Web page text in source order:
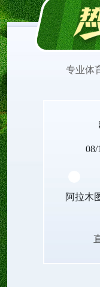
赛。平台致
专业体
08/
阿拉木